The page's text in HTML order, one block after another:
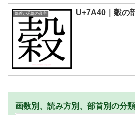
部首が禾部の漢字 U+7A40｜穀の
画数別、読み方別、部首別の分